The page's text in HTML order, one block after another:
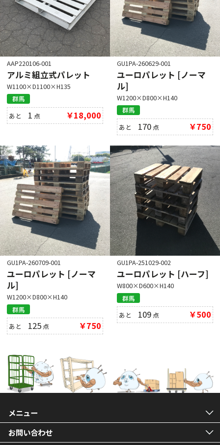
AAP220106-001
アルミ組立式パレット
W1100×D1100×H135
群馬
あと 1 点 ￥18,000
GU1PA-260629-001
ユーロパレット [ノーマ
ル]
W1200×D800×H140
群馬
あと 170 点 ￥750
GU1PA-260709-001
ユーロパレット [ノーマ
ル]
W1200×D800×H140
群馬
あと 125 点 ￥750
GU1PA-251029-002
ユーロパレット [ハーフ]
W800×D600×H140
群馬
あと 109 点 ￥500
メニュー
お問い合わせ